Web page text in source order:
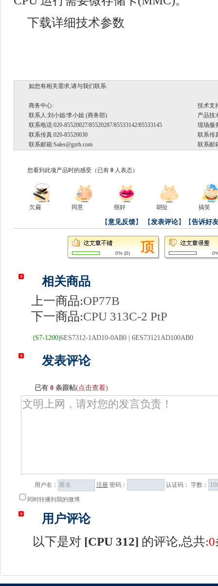
下载详细技术参数
如您有相关需求,请与我们联系:
商务中心:
技术支
联系人:刘小姐/李小姐 (商务部)
产品技
联系电话:020-85520027/85520287/85533142/85533145
现场服
联系传真:020-85520030
联系传
联系邮箱:Sales@gzrh.com 联系邮
您看到此项产品时的感受 （已有 0 人表态）
欠扁 同意 很好 胡扯 搞笑
【意见反馈】 【发表评论】【告诉好
0% (0)
相关商品
上一商品:OP77B
下一商品:CPU 313C-2 PtP
·[S7-1200]6ES7312-1AD10-0AB0 | 6ES73121AD100AB0
发表评论
已有 0 条跟帖(点击查看)
用户名： 注册 密码： 认证码： 字数：
同时转播到我的微博
用户评论
以下是对 [CPU 312] 的评论,总共:0